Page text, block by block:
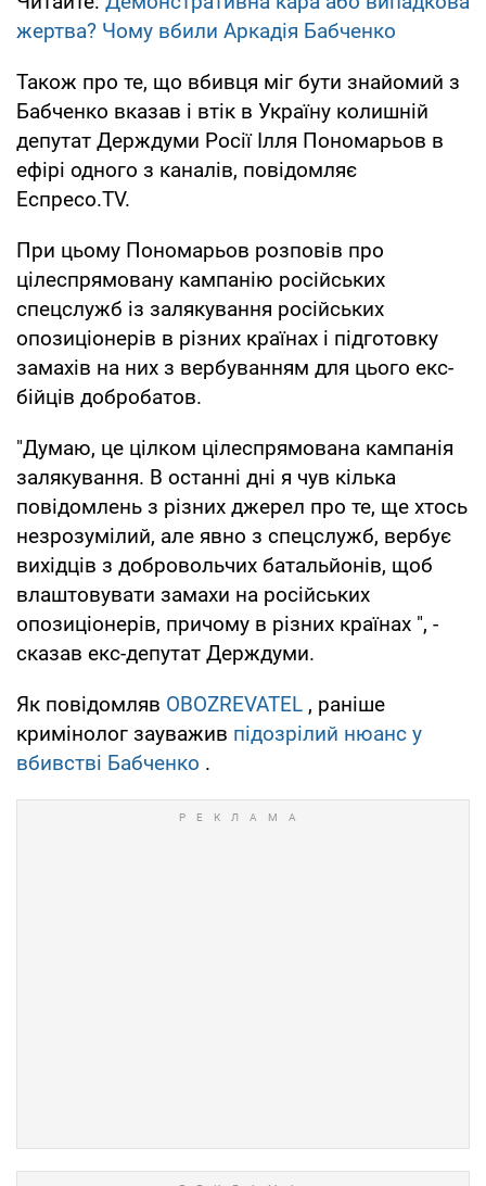
жертва? Чому вбили Аркадія Бабченко
Також про те, що вбивця міг бути знайомий з
Бабченко вказав і втік в Україну колишній
депутат Держдуми Росії Ілля Пономарьов в
ефірі одного з каналів, повідомляє
Еспресо.TV.
При цьому Пономарьов розповів про
цілеспрямовану кампанію російських
спецслужб із залякування російських
опозиціонерів в різних країнах і підготовку
замахів на них з вербуванням для цього екс-
бійців добробатов.
"Думаю, це цілком цілеспрямована кампанія
залякування. В останні дні я чув кілька
повідомлень з різних джерел про те, ще хтось
незрозумілий, але явно з спецслужб, вербує
вихідців з добровольчих батальйонів, щоб
влаштовувати замахи на російських
опозиціонерів, причому в різних країнах ", -
сказав екс-депутат Держдуми.
Як повідомляв OBOZREVATEL , раніше
кримінолог зауважив підозрілий нюанс у
вбивстві Бабченко .